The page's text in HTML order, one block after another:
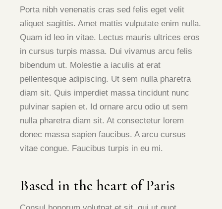
Porta nibh venenatis cras sed felis eget velit
aliquet sagittis. Amet mattis vulputate enim nulla.
Quam id leo in vitae. Lectus mauris ultrices eros
in cursus turpis massa. Dui vivamus arcu felis
bibendum ut. Molestie a iaculis at erat
pellentesque adipiscing. Ut sem nulla pharetra
diam sit. Quis imperdiet massa tincidunt nunc
pulvinar sapien et. Id ornare arcu odio ut sem
nulla pharetra diam sit. At consectetur lorem
donec massa sapien faucibus. A arcu cursus
vitae congue. Faucibus turpis in eu mi.
Based in the heart of Paris